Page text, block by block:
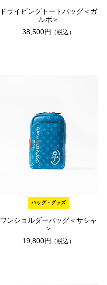
ドライビングトートバッグ＜ガ
ルボ＞
38,500円
（税込）
バッグ・グッズ
ワンショルダーバッグ＜サシャ
＞
19,800円
（税込）